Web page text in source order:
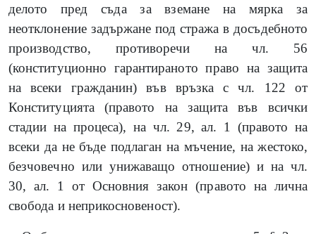
делото пред съда за вземане на мярка за
неотклонение задържане под стража в досъдебното
производство, противоречи на чл. 56
(конституционно гарантираното право на защита
на всеки гражданин) във връзка с чл. 122 от
Конституцията (правото на защита във всички
стадии на процеса), на чл. 29, ал. 1 (правото на
всеки да не бъде подлаган на мъчение, на жестоко,
безчовечно или унижаващо отношение) и на чл.
30, ал. 1 от Основния закон (правото на лична
свобода и неприкосновеност).